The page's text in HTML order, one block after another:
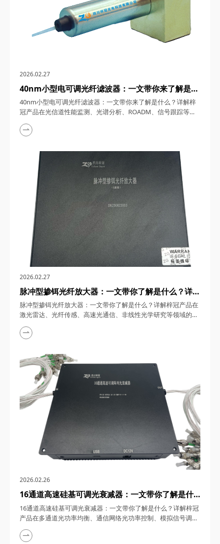
2026.02.27
40nm小型电可调光纤滤波器：一文带你来了解是什
么？详解梓冠产品在光信道性能监测、光谱分析、
ROADM、信号跟踪等领域的实际应用
40nm小型电可调光纤滤波器：一文带你来了解是什么？详解梓
冠产品在光信道性能监测、光谱分析、ROADM、信号跟踪等领
域的实际应用 40nm小型电可调光纤滤波器，在光通信技术日新
月异的今天，凭借其卓越的性能与广泛的应用潜力，正逐步成为
及信号跟踪等领域的核心组件。四川梓冠光电将从产品定义、工
作原理、特性参数及多领域应用等方面，对该产...
2026.02.27
脉冲型掺铒光纤放大器：一文带你了解是什么？详解
梓冠产品在激光雷达、光纤传感、高速光通信、非线
性光学研究等领域的实际应用
脉冲型掺铒光纤放大器：一文带你了解是什么？详解梓冠产品在
激光雷达、光纤传感、高速光通信、非线性光学研究等领域的实
际应用 脉冲型掺铒光纤放大器（EDFA-PL）作为关键器件，在光
通信与光电子技术的飞速发展浪潮中，正逐步成为推动激光雷
步的核心力量。四川梓冠光电推出的脉冲型掺铒光纤放大器凭借
卓越的性能与广泛的应用前景，吸引了业界的广泛关...
2026.02.26
16通道高速硅基可调光衰减器：一文带你了解是什
么？详解梓冠产品在多通道光功率均衡、通信网络光
功率控制、模拟信号调制等领域的实际应用
16通道高速硅基可调光衰减器：一文带你了解是什么？详解梓冠
产品在多通道光功率均衡、通信网络光功率控制、模拟信号调制
等领域的实际应用 16通道高速硅基可调光衰减器（VOA），在
5G前传、数据中心互联（DCI）及相干光通信系统中，凭借其硅